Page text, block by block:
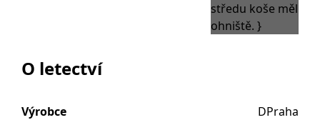
O letectví
Výrobce
DPraha